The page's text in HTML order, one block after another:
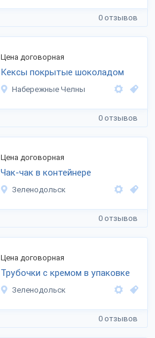
0 отзывов
Цена договорная
Кексы покрытые шоколадом
Набережные Челны
0 отзывов
Цена договорная
Чак-чак в контейнере
Зеленодольск
0 отзывов
Цена договорная
Трубочки с кремом в упаковке
Зеленодольск
0 отзывов